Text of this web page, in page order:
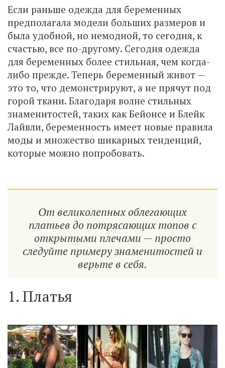
Если раньше одежда для беременных
предполагала модели больших размеров и
была удобной, но немодной, то сегодня, к
счастью, все по-другому. Сегодня одежда
для беременных более стильная, чем когда-
либо прежде. Теперь беременный живот —
это то, что демонстрируют, а не прячут под
горой ткани. Благодаря волне стильных
знаменитостей, таких как Бейонсе и Блейк
Лайвли, беременность имеет новые правила
моды и множество шикарных тенденций,
которые можно попробовать.
От великолепных облегающих
платьев до потрясающих топов с
открытыми плечами — просто
следуйте примеру знаменитостей и
верьте в себя.
1. Платья